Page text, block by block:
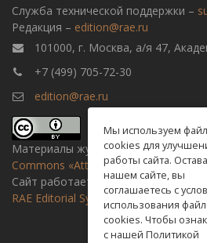
Служба технической поддержки –
Редакция – edition@rae.ru
101000, г. Москва, а/я 47,
+7 (499) 705-72-30
edition@rae.ru
Материалы журнала доступны по
Commons «Attribution»
Сайт работает на универсальной
RAE Editorial System
Мы используем
cookies для
работы сайта.
нашем сайте, вы
соглашаетесь с
использования
cookies. Чтобы
с нашей Политикой